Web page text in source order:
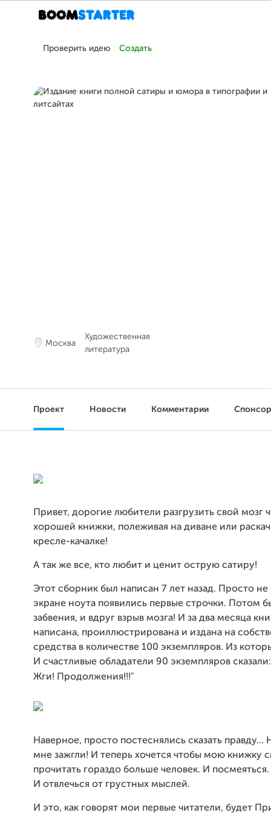
Проверить идею Создать
Москва
Художественная
литература
Проект Новости Комментарии
Привет, дорогие любители разгрузить свой мозг
хорошей книжки, полеживая на диване или
кресле-качалке!
А так же все, кто любит и ценит острую сатиру!
Этот сборник был написан 7 лет назад. Просто не
экране ноута появились первые строчки. Потом
забвения, и вдруг взрыв мозга! И за два месяца
написана, проиллюстрирована и издана на
средства в количестве 100 экземпляров. Из
И счастливые обладатели 90 экземпляров
Жги! Продолжения!!!"
Наверное, просто постеснялись сказать правду...
мне зажгли! И теперь хочется чтобы мою книжку
прочитать гораздо больше человек. И
И отвлечься от грустных мыслей.
И это, как говорят мои первые читатели, будет